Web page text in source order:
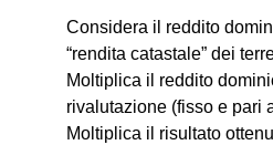
Considera il reddito
“rendita catastale” dei
Moltiplica il reddito
rivalutazione (fisso e pari
Moltiplica il risultato